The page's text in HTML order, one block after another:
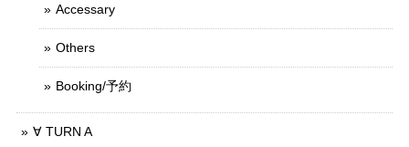
Accessary
Others
Booking/予約
∀ TURN A